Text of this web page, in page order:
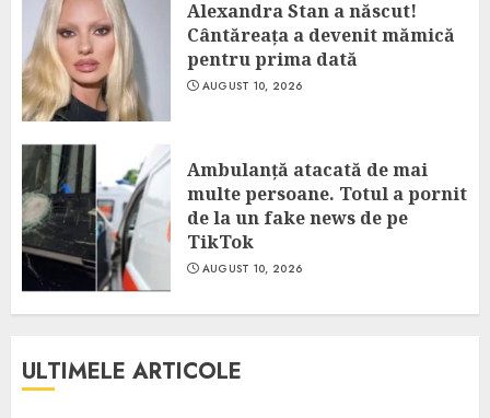
Alexandra Stan a născut!
Cântăreața a devenit mămică
pentru prima dată
AUGUST 10, 2026
Ambulanță atacată de mai
multe persoane. Totul a pornit
de la un fake news de pe
TikTok
AUGUST 10, 2026
ULTIMELE ARTICOLE